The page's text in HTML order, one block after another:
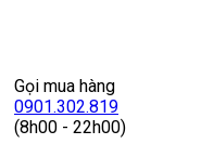
Gọi mua hàng
0901.302.819
(8h00 - 22h00)